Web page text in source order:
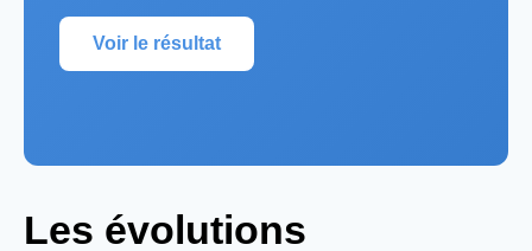
Voir le résultat
Les évolutions